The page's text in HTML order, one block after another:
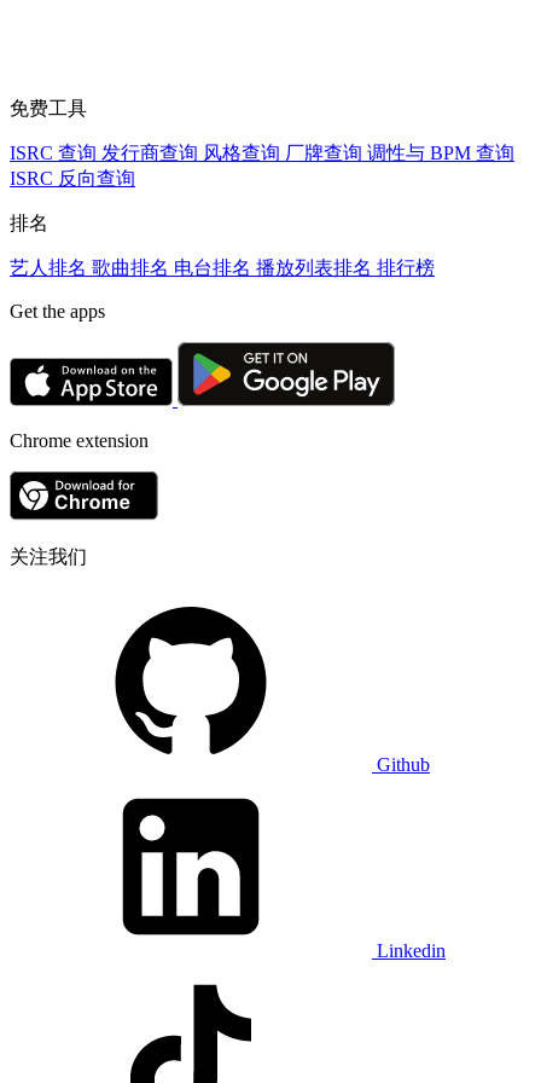
免费工具
ISRC 查询 发行商查询 风格查询 厂牌查询 调性与 BPM 查询
ISRC 反向查询
排名
艺人排名 歌曲排名 电台排名 播放列表排名 排行榜
Get the apps
Chrome extension
关注我们
Github
Linkedin